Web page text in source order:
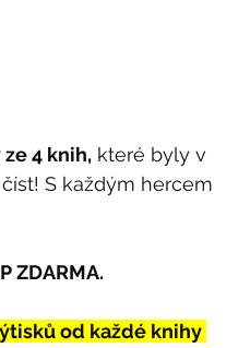
4 knih, které byly v
S každým hercem
ZDARMA.
od každé knihy